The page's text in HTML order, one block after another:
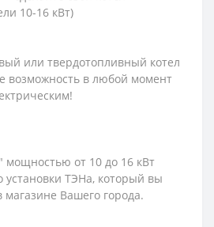
10-16 кВт)
или твердотопливный котел
возможность в любой момент
мощностью от 10 до 16 кВт
установки ТЭНа, который вы
Вашего города.